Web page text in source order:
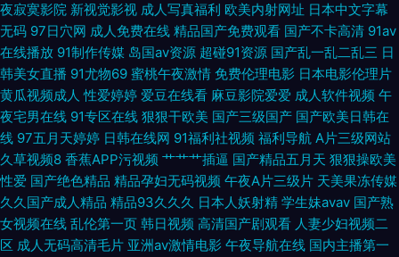
丝袜白浆 男女互操高清无码 91色主站 精品天天爽天天干 3级片av片网 日本
激情四射 欧美亚洲日韩激情 成人视频香蕉 大香蕉午夜福利 青青草av免费网
丁香五月天综合网 成人观看网页视频 91在线观看高清 97总资源站 五月花av
网址 91大香焦Cn 日本AⅤ在线观看 韩国AV不卡 海角综合福利导航 91传媒在
线 久久国产 三级片自慰 变态另类在线 九一色秀直播 囯产精品久久 人人摸人
人操人人 黄色电影小视频 亚洲色图成人套图 变态AV导航网 久久五月亭 欧美
夜寂寞影院 新视觉影视 成人写真福利 欧美内射网址 日本中文字幕
无码 97日穴网 成人免费在线 精品国产免费观看 国产不卡高清 91av
在线播放 91制作传媒 岛国av资源 超碰91资源 国产乱一乱二乱三 日
韩美女直播 91尤物69 蜜桃午夜激情 免费伦理电影 日本电影伦理片
黄瓜视频成人 性爱婷婷 爱豆在线看 麻豆影院爱爱 成人软件视频 午
夜宅男在线 91专区在线 狠狠干欧美 国产三级国产 国产欧美日韩在
线 97五月天婷婷 日韩在线网 91福利社视频 福利导航 A片三级网站
久草视频8 香蕉APP污视频 艹艹艹插逼 国产精品五月天 狠狠操欧美
性爱 国产绝色精品 精品孕妇无码视频 午夜A片三级片 天美果冻传媒
久久国产成人精品 精品93久久久 日本人妖射精 学生妹avav 国产熟
女视频在线 乱伦第一页 韩日视频 高清国产剧观看 人妻少妇视频二
区 成人无码高清毛片 亚洲av激情电影 午夜导航在线 国内主播第一